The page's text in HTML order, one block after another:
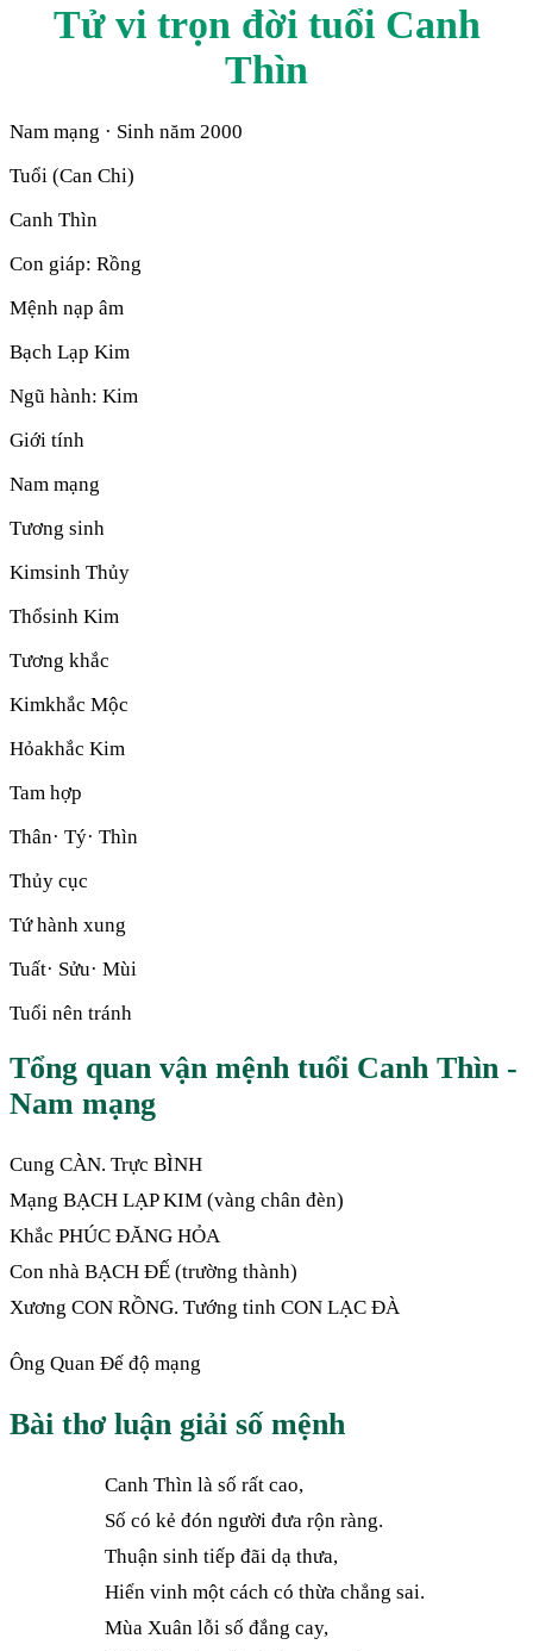
Tử vi trọn đời tuổi Canh
Thìn
Nam mạng · Sinh năm 2000
Tuổi (Can Chi)
Canh Thìn
Con giáp: Rồng
Mệnh nạp âm
Bạch Lạp Kim
Ngũ hành: Kim
Giới tính
Nam mạng
Tương sinh
Kimsinh Thủy
Thổsinh Kim
Tương khắc
Kimkhắc Mộc
Hỏakhắc Kim
Tam hợp
Thân· Tý· Thìn
Thủy cục
Tứ hành xung
Tuất· Sửu· Mùi
Tuổi nên tránh
Tổng quan vận mệnh tuổi Canh Thìn -
Nam mạng
Cung CÀN. Trực BÌNH
Mạng BẠCH LẠP KIM (vàng chân đèn)
Khắc PHÚC ĐĂNG HỎA
Con nhà BẠCH ĐẾ (trường thành)
Xương CON RỒNG. Tướng tinh CON LẠC ĐÀ
Ông Quan Đế độ mạng
Bài thơ luận giải số mệnh
Canh Thìn là số rất cao,
Số có kẻ đón người đưa rộn ràng.
Thuận sinh tiếp đãi dạ thưa,
Hiển vinh một cách có thừa chẳng sai.
Mùa Xuân lỗi số đắng cay,